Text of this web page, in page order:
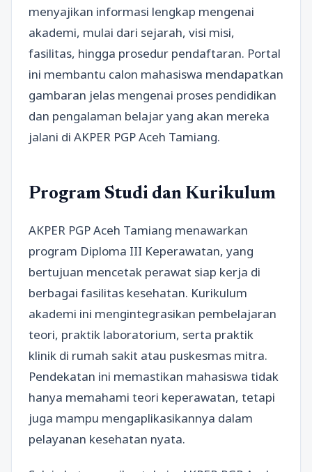
menyajikan informasi lengkap mengenai
akademi, mulai dari sejarah, visi misi,
fasilitas, hingga prosedur pendaftaran. Portal
ini membantu calon mahasiswa mendapatkan
gambaran jelas mengenai proses pendidikan
dan pengalaman belajar yang akan mereka
jalani di AKPER PGP Aceh Tamiang.
Program Studi dan Kurikulum
AKPER PGP Aceh Tamiang menawarkan
program Diploma III Keperawatan, yang
bertujuan mencetak perawat siap kerja di
berbagai fasilitas kesehatan. Kurikulum
akademi ini mengintegrasikan pembelajaran
teori, praktik laboratorium, serta praktik
klinik di rumah sakit atau puskesmas mitra.
Pendekatan ini memastikan mahasiswa tidak
hanya memahami teori keperawatan, tetapi
juga mampu mengaplikasikannya dalam
pelayanan kesehatan nyata.